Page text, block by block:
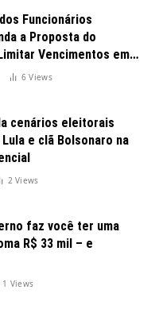
Funcionários
a Proposta do
Vencimentos em
6Views
cenários eleitorais
e clã Bolsonaro na
2Views
faz você ter uma
R$ 33 mil – e
1 Views